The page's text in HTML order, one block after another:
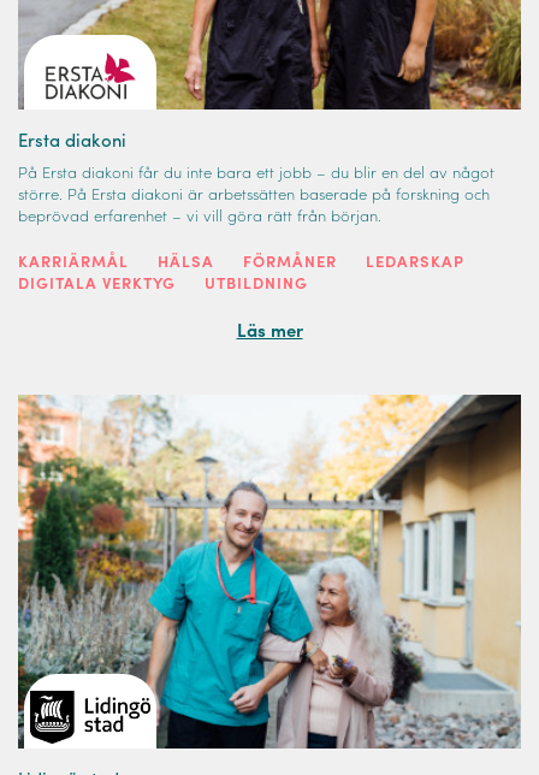
Ersta diakoni
På Ersta diakoni får du inte bara ett jobb – du blir en del av något
större. På Ersta diakoni är arbetssätten baserade på forskning och
beprövad erfarenhet – vi vill göra rätt från början.
KARRIÄRMÅL HÄLSA FÖRMÅNER
LEDARSKAP
DIGITALA VERKTYG
UTBILDNING
Läs mer